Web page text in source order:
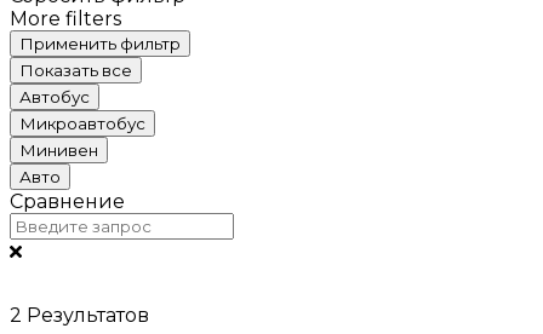
More filters
Применить фильтр
Показать все
Автобус
Микроавтобус
Минивен
Авто
Сравнение
2 Результатов